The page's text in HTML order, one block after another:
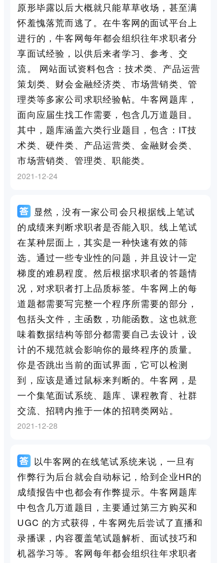
原形毕露以后大概就只能草草收场，甚至满
怀羞愧落荒而逃了。在牛客网的面试平台上
进行的，牛客网每年都会组织往年求职者分
享面试经验，以供后来者学习、参考、交
流。 网站面试资料包含：技术类、产品运营
策划类、财会金融经济类、市场营销类、管
理类等多家公司求职经验帖。牛客网题库，
面向应届生找工作需要，包含几万道题目。
其中，题库涵盖六类行业题目，包含：IT技
术类、硬件类、产品运营类、金融财会类、
市场营销类、管理类、职能类。
2021-12-24
显然，没有一家公司会只根据线上笔试
的成绩来判断求职者是否能入职。线上笔试
在某种层面上，其实是一种快速有效的筛
选。通过一些专业性的问题，并且设计一定
梯度的难易程度。然后根据求职者的答题情
况，对求职者打上品质标签。牛客网上的每
道题都需要写完整一个程序所需要的部分，
包括头文件，主函数，功能函数。这也就意
味着数据结构等部分都需要自己去设计，设
计的不规范就会影响你的最终程序的质量。
你是否跳出当前的面试界面，它可以检测
到，应该是通过鼠标来判断的。牛客网，是
一个集笔面试系统、题库、课程教育、社群
交流、招聘内推于一体的招聘类网站。
2021-12-28
以牛客网的在线笔试系统来说，一旦有
作弊行为后台就会自动标记，给到企业HR的
成绩报告中也都会有作弊提示。牛客网题库
中包含几万道题目，主要通过第三方购买和
UGC 的方式获得，牛客网先后尝试了直播和
录播课，内容覆盖笔试题解析、面试技巧和
机器学习等。客网每年都会组织往年求职者